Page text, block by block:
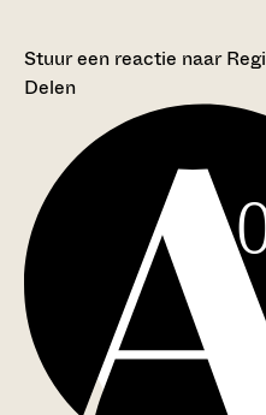
Stuur een reactie naar
Delen